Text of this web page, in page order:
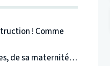
! Comme
de sa maternité,